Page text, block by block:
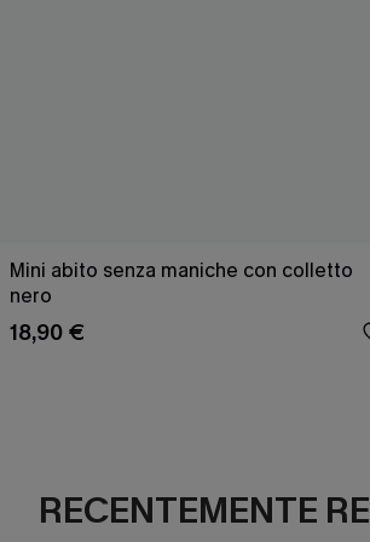
Mini abito senza maniche con colletto
nero
18,90 €
RECENTEMENTE